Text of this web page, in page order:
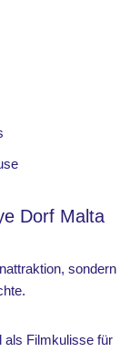
Dorf Malta
sondern
als Filmkulisse für